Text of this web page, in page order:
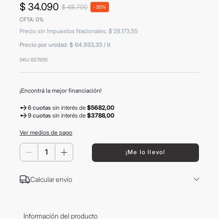
$ 34.090 $48.700 -30%
CFTA: 0%
Precio sin Impuestos Nacionales: $ 28.173, 55
Precio por unidad: $ 64.933,33/ lt
SKU:657895
¡Encontrá la mejor financiación!
6 cuotas sin interésde $5682,00
9 cuotas sin interésde $3788,00
Ver medios de pago
＋
－ ¡Me lo llevo!
Calcular envío
Información del producto
7 mochila
8. termo
9. carolina herrera
10. tom ford